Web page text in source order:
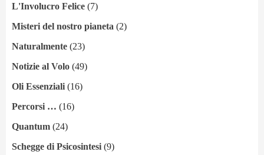
L'Involucro Felice (7)
Misteri del nostro pianeta (2)
Naturalmente (23)
Notizie al Volo (49)
Oli Essenziali (16)
Percorsi … (16)
Quantum (24)
Schegge di Psicosintesi (9)